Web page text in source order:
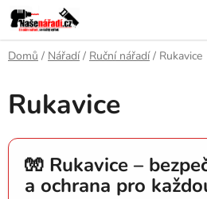
Přejít
na
obsah
Domů / Nářadí / Ruční nářadí / Rukavice
Rukavice
🧤 Rukavice –
a ochrana pro